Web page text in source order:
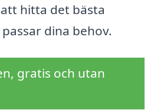
hitta det bästa
dina behov.
gratis och utan